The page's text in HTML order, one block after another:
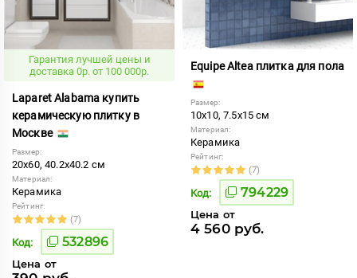
Гарантия лучшей цены и
доставка 0р. от 100 000р.
Laparet Alabama купить
керамическую плитку в
Москве
Размер:
20x60, 40.2x40.2 см
Материал:
Керамика
Рейтинг:
(7)
Код: 532896
Цена от
Equipe Altea плитка для пола
Размер:
10x10, 7.5x15 см
Материал:
Керамика
Рейтинг:
(7)
Код: 794229
Цена от
4 560 руб.